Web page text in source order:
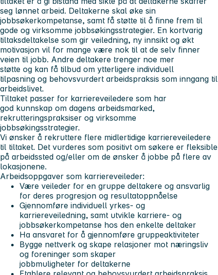
seg lønnet arbeid. Deltakerne skal øke sin
jobbsøkerkompetanse, samt få støtte til å finne frem til
gode og virksomme jobbsøkingsstrategier. En kortvarig
tiltaksdeltakelse som gir veiledning, ny innsikt og økt
motivasjon vil for mange være nok til at de selv finner
veien til jobb. Andre deltakere trenger noe mer
støtte og kan få tilbud om ytterligere individuell
tilpasning og behovsvurdert arbeidspraksis som inngang til
arbeidslivet.
Tiltaket passer for karriereveiledere som har
god kunnskap om dagens arbeidsmarked,
rekrutteringspraksiser og virksomme
jobbsøkingsstrategier.
Vi ønsker å rekruttere flere midlertidige karriereveiledere
til tiltaket. Det vurderes som positivt om søkere er fleksible
på arbeidssted og/eller om de ønsker å jobbe på flere av
lokasjonene.
Arbeidsoppgaver som karriereveileder:
Være veileder for en gruppe deltakere og ansvarlig
for deres progresjon og resultatoppnåelse
Gjennomføre individuell yrkes- og
karriereveiledning, samt utvikle karriere- og
jobbsøkerkompetanse hos den enkelte deltaker
Ha ansvaret for å gjennomføre gruppeaktiviteter
Bygge nettverk og skape relasjoner mot næringsliv
og foreninger som skaper
jobbmuligheter for deltakerne